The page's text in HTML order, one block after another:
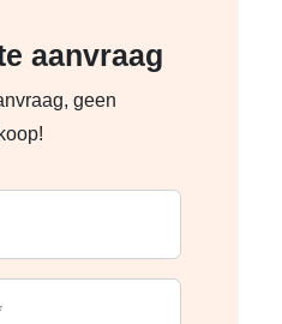
aanvraag
geen
verplicht